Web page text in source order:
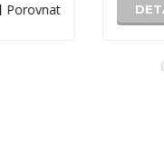
DETAIL